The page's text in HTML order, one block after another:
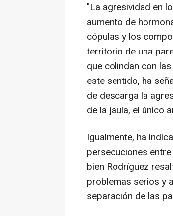
"La agresividad en
aumento de
cópulas y los
territorio de una
que colindan con
este sentido, ha
de descarga la
de la jaula, el único
Igualmente, ha
persecuciones
bien Rodríguez
problemas serios y
separación de las